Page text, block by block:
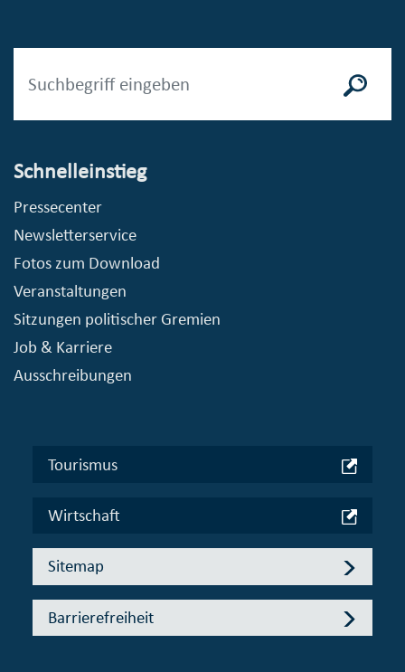
Schnelleinstieg
Pressecenter
Newsletterservice
Fotos zum Download
Veranstaltungen
Sitzungen politischer Gremien
Job & Karriere
Ausschreibungen
Tourismus
Wirtschaft
Sitemap
Barrierefreiheit